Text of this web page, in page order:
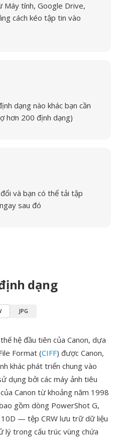
Máy tính, Google Drive,
cách kéo tập tin vào
dạng nào khác bạn cần
hơn 200 định dạng)
và bạn có thể tải tập
sau đó
dạng
JPG
hệ đầu tiên của Canon, dựa
Format (CIFF) được Canon,
khác phát triển chung vào
dụng bởi các máy ảnh tiêu
Canon từ khoảng năm 1998
gồm dòng PowerShot G,
10D — tệp CRW lưu trữ dữ liệu
lý trong cấu trúc vùng chứa